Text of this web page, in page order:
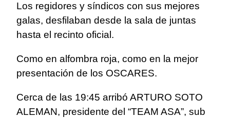
Los regidores y síndicos con sus mejores
galas, desfilaban desde la sala de juntas
hasta el recinto oficial.
Como en alfombra roja, como en la mejor
presentación de los OSCARES.
Cerca de las 19:45 arribó ARTURO SOTO
ALEMAN, presidente del “TEAM ASA”, sub